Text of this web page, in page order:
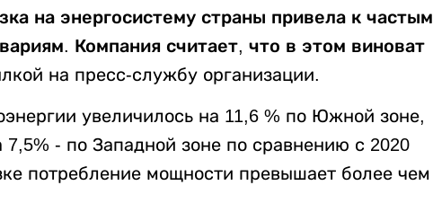
на энергосистему страны привела к частым
Компания считает, что в этом виноват
на пресс-службу организации.
увеличилось на 11,6 % по Южной зоне,
- по Западной зоне по сравнению с 2020
потребление мощности превышает более чем